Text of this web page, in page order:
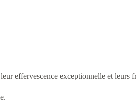
effervescence exceptionnelle et leurs